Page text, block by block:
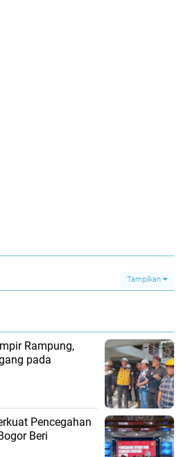
Tampilkan
Rampung,
pada
Pencegahan
Beri